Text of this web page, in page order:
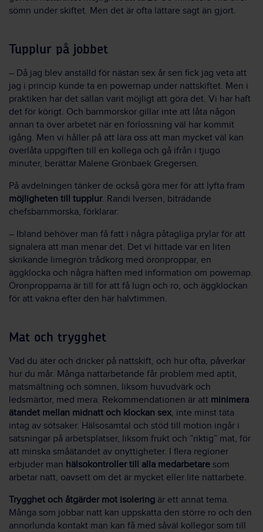
sömn under skiftet. Men det är ofta lättare sagt än gjort.
Tupplur på jobbet
– Då jag blev anställd för nästan sex år sen fick jag veta att
jag i princip kunde ta en powernap under nattskiftet. Men i
praktiken har det sällan varit möjligt att göra det. Vi har haft
det för körigt. Och barnmorskor gillar inte att låta någon
annan ta över arbetet när en förlossning väl har kommit
igång. Men vi håller på att lära oss att man mycket väl kan
överlåta uppgiften till en kollega och gå ifrån i tjugo
minuter, berättar Malene Grönbaek Gregersen.
På avdelningen tänker de också göra mer för att lyfta fram
möjligheten till tupplur. Randi Iversen, biträdande
chefsbarnmorska, förklarar:
– Ibland behöver man få fatt i några påtagliga prylar för att
signalera att man menar det. Det vi hittade var en liten
skrikande limegrön trådkorg med öronproppar, en
äggklocka och några häften med information om powernap.
Öronpropparna är till för att få lugn och ro, och äggklockan
för att vakna efter den här halvtimmen.
Mat och trygghet
Vad du äter och dricker på nattskift, och hur ofta, påverkar
hur du mår. Många nattarbetande får problem med aptit,
matsmältning och sömnen, liksom huvudvärk och
ledsmärtor, med mera. Rekommendationen är att minimera
ätandet mellan midnatt och klockan sex, inte minst täta
intag av sötsaker. Hälsosamtal och stöd till motion ingår i
satsningar på arbetsplatser, liksom frukt och ”riktig” mat, för
att minska småätandet av onyttigheter. I flera regioner
erbjuder man hälsokontroller till alla medarbetare som
arbetar natt, oavsett om det är mycket eller lite nattarbete.
Trygghet och åtgärder mot isolering är ett annat tema.
Många som jobbar natt kan uppskatta den större ro och den
annorlunda kontakt man kan få med såväl kollegor som till